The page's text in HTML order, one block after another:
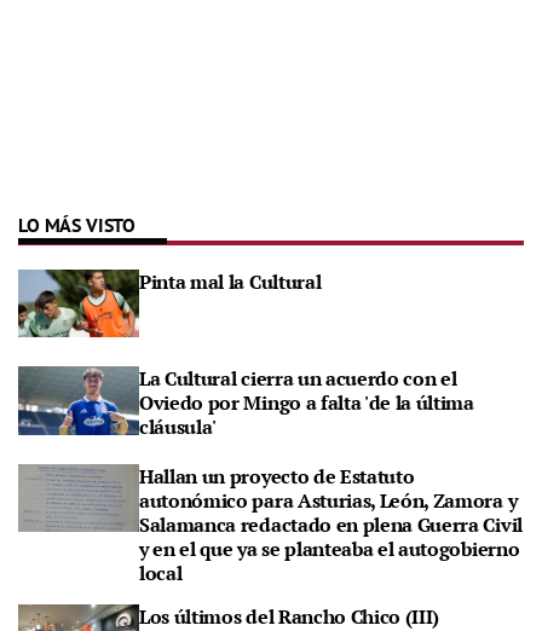
LO MÁS VISTO
Pinta mal la Cultural
La Cultural cierra un acuerdo con el
Oviedo por Mingo a falta 'de la última
cláusula'
Hallan un proyecto de Estatuto
autonómico para Asturias, León, Zamora y
Salamanca redactado en plena Guerra Civil
y en el que ya se planteaba el autogobierno
local
Los últimos del Rancho Chico (III)